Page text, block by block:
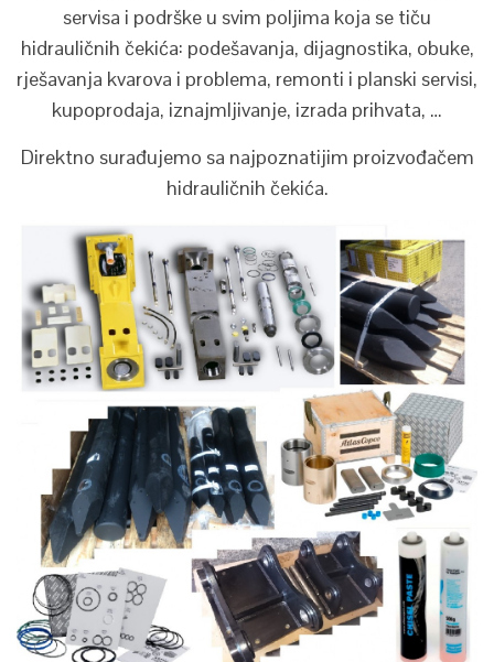
servisa i podrške u svim poljima koja se tiču
hidrauličnih čekića: podešavanja, dijagnostika, obuke,
rješavanja kvarova i problema, remonti i planski servisi,
kupoprodaja, iznajmljivanje, izrada prihvata, …
Direktno surađujemo sa najpoznatijim proizvođačem
hidrauličnih čekića.